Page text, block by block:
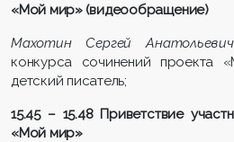
«Мой мир» (видеообращение)
Махотин Сергей Анатольевич
конкурса сочинений проекта
детский писатель;
15.45 – 15.48 Приветствие
«Мой мир»